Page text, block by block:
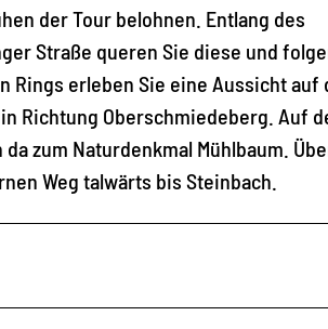
der Tour belohnen. Entlang des
Straße queren Sie diese und
Rings erleben Sie eine Aussicht auf
Richtung Oberschmiedeberg. Auf
zum Naturdenkmal Mühlbaum.
Weg talwärts bis Steinbach.